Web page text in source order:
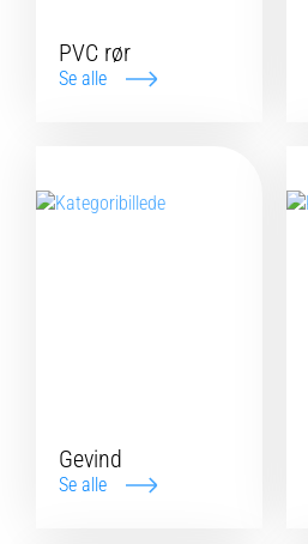
PVC rør
Se alle
Gevind
Se alle